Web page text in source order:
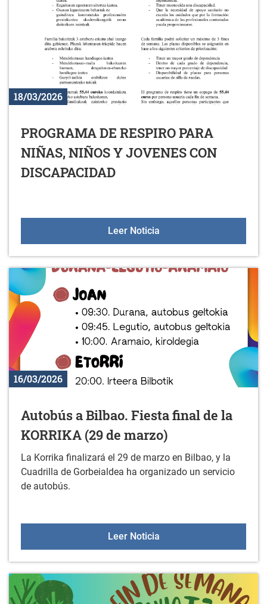
18/03/2026
PROGRAMA DE RESPIRO PARA
NIÑAS, NIÑOS Y JOVENES CON
DISCAPACIDAD
Leer NoticiaPROGRAMA DE
16/03/2026
Autobús a Bilbao. Fiesta final de la
KORRIKA (29 de marzo)
La Korrika finalizará el 29 de marzo en Bilbao, y la
Cuadrilla de Gorbeialdea ha organizado un servicio
de autobús.
Leer NoticiaAutobús a Bilbao. Fiesta